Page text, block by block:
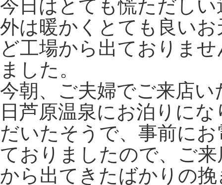
今日はとても慌ただし
外は暖かくとても良い
ど工場から出ておりま
ました。
今朝、ご夫婦でご来店
日芦原温泉にお泊りに
だいたそうで、事前に
ておりましたので、ご
から出てきたばかりの